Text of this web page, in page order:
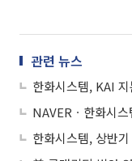
관련 뉴스
한화시스템, KAI
NAVERㆍ한화시
한화시스템, 상반